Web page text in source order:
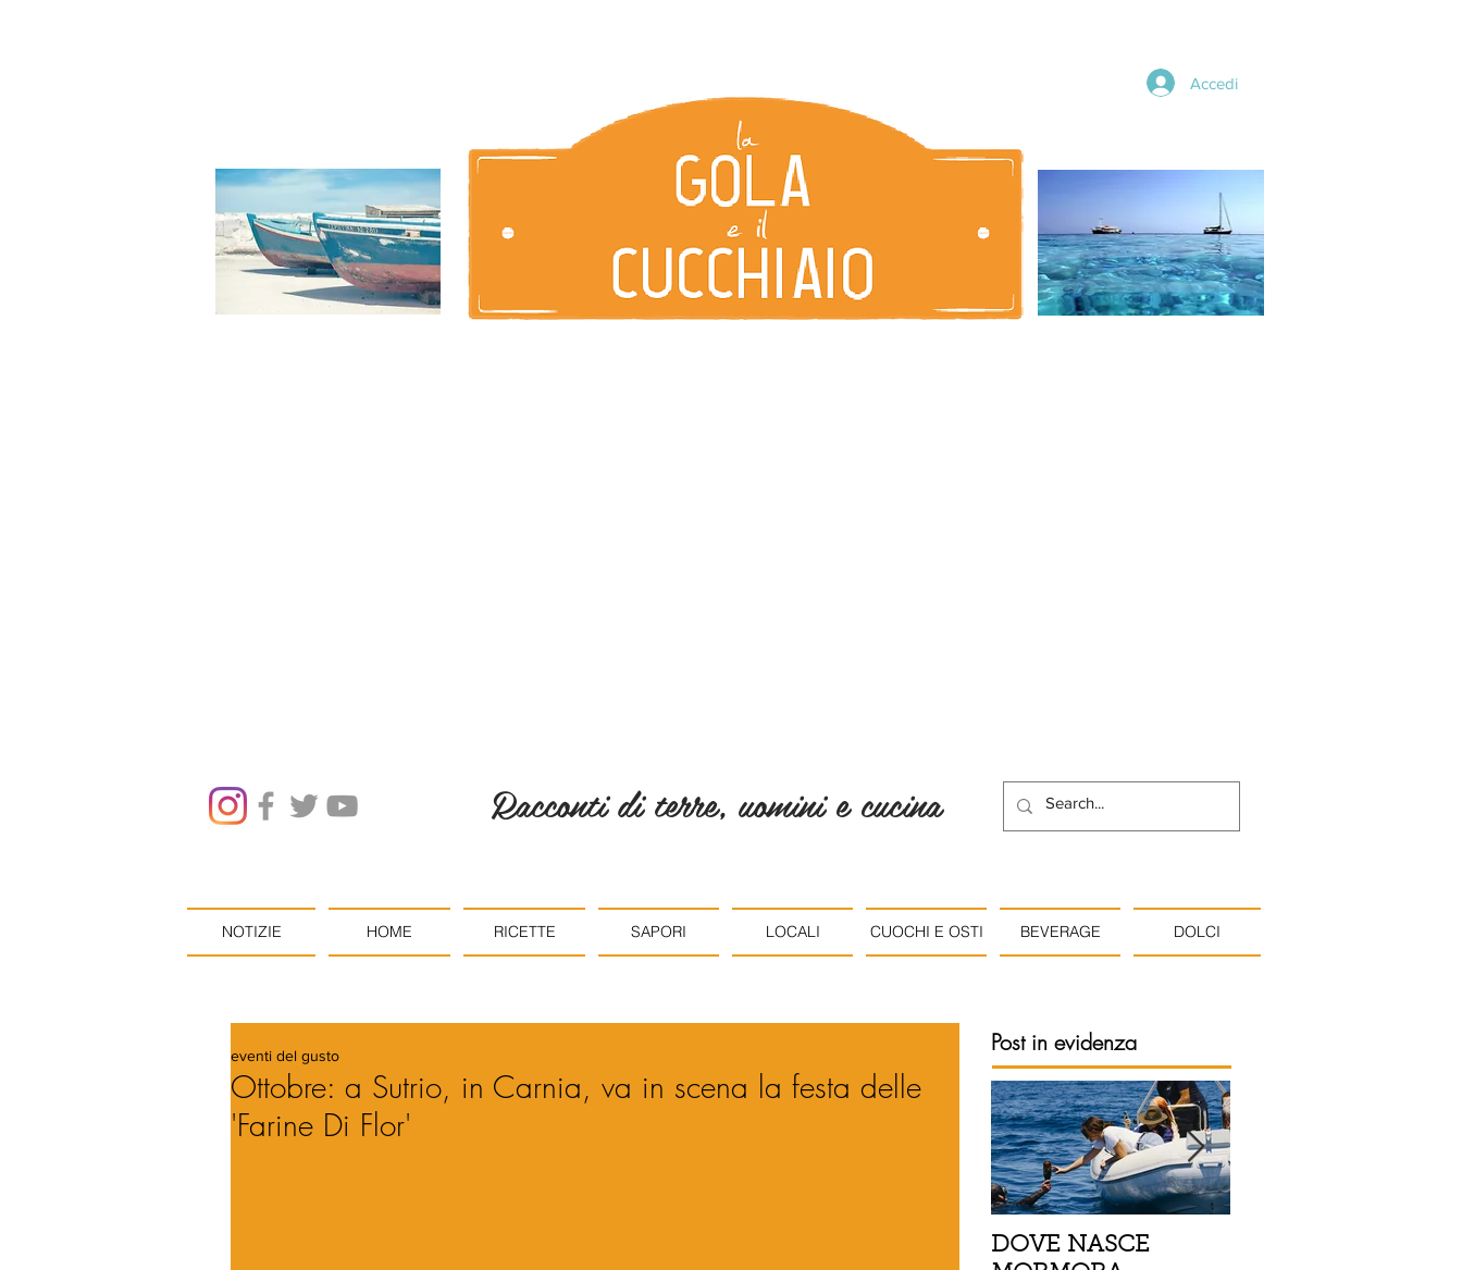
Accedi
Racconti di terre, uomini e cucina
NOTIZIE HOME RICETTE SAPORI LOCALI CUOCHI E OSTI BEVERAGE DOLCI
Ottobre: a Sutrio, in Carnia, va in scena la festa delle
'Farine Di Flor'
eventi del gusto Post in evidenza
DOVE NASCE